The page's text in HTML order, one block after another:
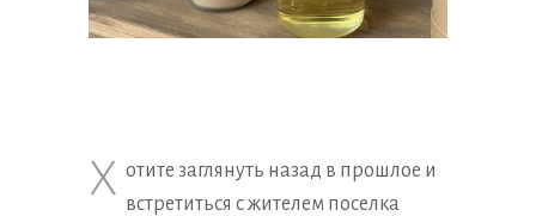
Х отите заглянуть назад в прошлое и
встретиться с жителем поселка